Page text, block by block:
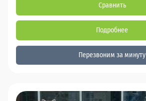
Сравнить
Подробнее
Перезвоним за минуту